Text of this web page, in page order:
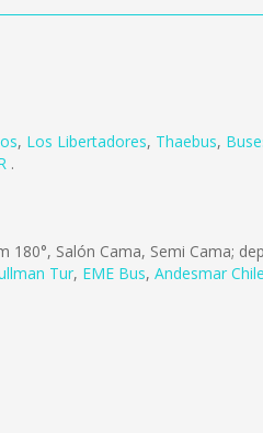
, Los Libertadores, Thaebus,
.
Salón Cama, Semi Cama;
Tur, EME Bus, Andesmar Chile